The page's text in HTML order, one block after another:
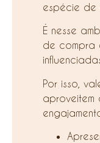
espécie de
É nesse
de compra
Por isso,